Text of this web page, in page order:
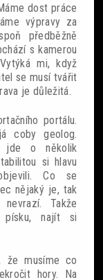
dost práce
výpravy za
předběžně
s kamerou
mi, když
se musí tvářit
je důležitá.
portálu.
coby geolog.
jde o několik
si hlavu
Co se
nějaký je, tak
Takže
písku, najít si
že musíme co
hory. Na